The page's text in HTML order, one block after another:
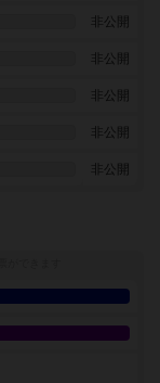
非公開
非公開
非公開
非公開
非公開